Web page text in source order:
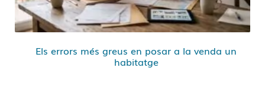
Els errors més greus en posar a la venda un
habitatge